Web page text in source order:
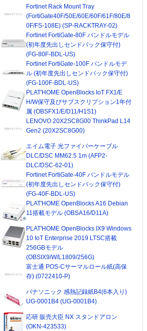
Fortinet Rack Mount Tray
(FortiGate40F/50E/60E/60F/61F/80E/8
0F/FS-108E) (SP-RACKTRAY-02)
Fortinet FortiGate-80F バンドルモデル
(初年度先出しセンドバック保守付)
(FG-80F-BDL-US)
Fortinet FortiGate-100F バンドルモデ
ル (初年度先出しセンドバック保守付)
(FG-100F-BDL-US)
PLAT'HOME OpenBlocks IoT FX1/E
H/W保守及びサブスクリプション1年付
属 (OBSFX1/E/D11/H1S1)
LENOVO 20X2SC8G00 ThinkPad L14
Gen2 (20X2SC8G00)
エイム電子 光ファイバーケーブル
DLC/DSC MM62.5 1m (AFP2-
DLC/DSC-62-01)
Fortinet FortiGate-40F バンドルモデル
(初年度先出しセンドバック保守付)
(FG-40F-BDL-US)
PLAT'HOME OpenBlocks A16 Debian
11搭載モデル (OBSA16/D11A)
PLAT'HOME OpenBlocks IX9 Windows
10 IoT Enterprise 2019 LTSC搭載
256GBモデル
(OBSIX9/W/L1809/256G)
富士通 POS-Cサーマルロール紙(高保
存) (0722410-P)
パナソニック 感熱記録紙B4(6本入り)
UG-0001B4 (UG-0001B4)
応研 販売大臣 NX スタンドアロン
(OKN-423533)